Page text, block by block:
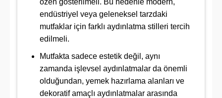
özen gösterilmeli. Bu nedenle modern,
endüstriyel veya geleneksel tarzdaki
mutfaklar için farklı aydınlatma stilleri tercih
edilmeli.
Mutfakta sadece estetik değil, aynı
zamanda işlevsel aydınlatmalar da önemli
olduğundan, yemek hazırlama alanları ve
dekoratif amaçlı aydınlatmalar arasında